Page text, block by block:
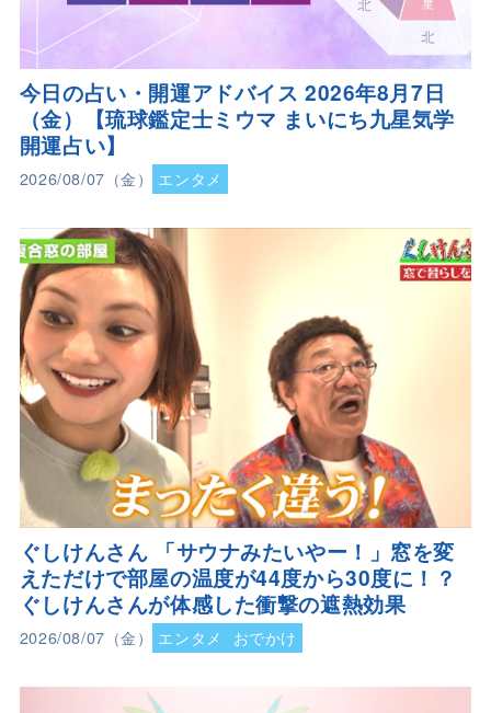
今日の占い・開運アドバイス 2026年8月7日
（金）【琉球鑑定士ミウマ まいにち九星気学
開運占い】
2026/08/07（金） エンタメ
ぐしけんさん 「サウナみたいやー！」窓を変
えただけで部屋の温度が44度から30度に！？
ぐしけんさんが体感した衝撃の遮熱効果
2026/08/07（金） エンタメ おでかけ